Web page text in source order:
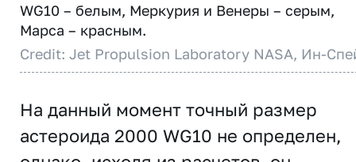
WG10 – белым, Меркурия и Венеры – серым,
Марса – красным.
Credit: Jet Propulsion Laboratory NASA, Ин-
На данный момент точный размер
астероида 2000 WG10 не определен,